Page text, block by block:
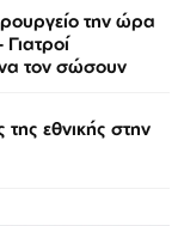
την ώρα
τον σώσουν
της εθνικής στην